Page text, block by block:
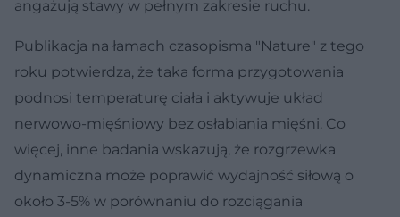
angażują stawy w pełnym zakresie ruchu.
Publikacja na łamach czasopisma "Nature" z tego
roku potwierdza, że taka forma przygotowania
podnosi temperaturę ciała i aktywuje układ
nerwowo-mięśniowy bez osłabiania mięśni. Co
więcej, inne badania wskazują, że rozgrzewka
dynamiczna może poprawić wydajność siłową o
około 3-5% w porównaniu do rozciągania